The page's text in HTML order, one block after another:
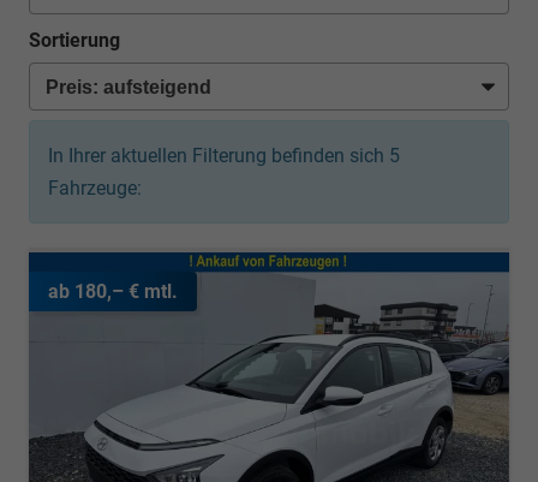
Sortierung
In Ihrer aktuellen Filterung befinden sich 5
Fahrzeuge:
ab 180,– € mtl.